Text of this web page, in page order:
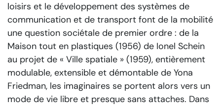
loisirs et le développement des systèmes de
communication et de transport font de la mobilité
une question sociétale de premier ordre : de la
Maison tout en plastiques (1956) de Ionel Schein
au projet de « Ville spatiale » (1959), entièrement
modulable, extensible et démontable de Yona
Friedman, les imaginaires se portent alors vers un
mode de vie libre et presque sans attaches. Dans